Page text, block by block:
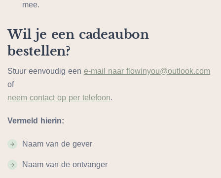
mee.
Wil je een cadeaubon
bestellen?
Stuur eenvoudig een e-mail naar flowinyou@outlook.com
of
neem contact op per telefoon.
Vermeld hierin:
Naam van de gever
Naam van de ontvanger